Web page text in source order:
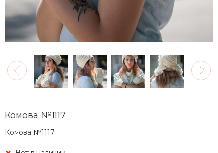
Комова №1117
Комова №1117